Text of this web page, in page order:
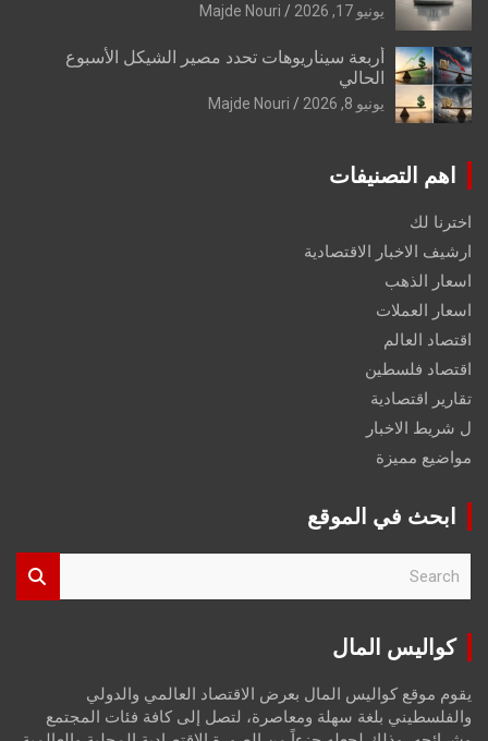
يونيو 17, 2026 Majde Nouri
أربعة سيناريوهات تحدد مصير الشيكل الأسبوع
الحالي
يونيو 8, 2026 Majde Nouri
اهم التصنيفات
اخترنا لك
ارشيف الاخبار الاقتصادية
اسعار الذهب
اسعار العملات
اقتصاد العالم
اقتصاد فلسطين
تقارير اقتصادية
ل شريط الاخبار
مواضيع مميزة
ابحث في الموقع
r
كواليس المال
يقوم موقع كواليس المال بعرض الاقتصاد العالمي والدولي
والفلسطيني بلغة سهلة ومعاصرة، لتصل إلى كافة فئات المجتمع